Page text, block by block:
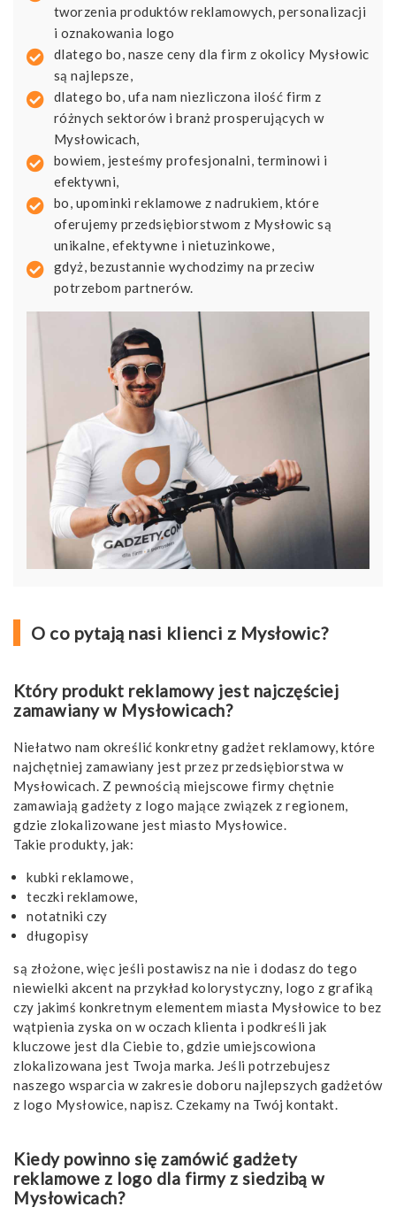
tworzenia produktów reklamowych, personalizacji
i oznakowania logo
dlatego bo, nasze ceny dla firm z okolicy Mysłowic
są najlepsze,
dlatego bo, ufa nam niezliczona ilość firm z
różnych sektorów i branż prosperujących w
Mysłowicach,
bowiem, jesteśmy profesjonalni, terminowi i
efektywni,
bo, upominki reklamowe z nadrukiem, które
oferujemy przedsiębiorstwom z Mysłowic są
unikalne, efektywne i nietuzinkowe,
gdyż, bezustannie wychodzimy na przeciw
potrzebom partnerów.
O co pytają nasi klienci z Mysłowic?
Który produkt reklamowy jest najczęściej
zamawiany w Mysłowicach?
Niełatwo nam określić konkretny gadżet reklamowy, które
najchętniej zamawiany jest przez przedsiębiorstwa w
Mysłowicach. Z pewnością miejscowe firmy chętnie
zamawiają gadżety z logo mające związek z regionem,
gdzie zlokalizowane jest miasto Mysłowice.
Takie produkty, jak:
kubki reklamowe,
teczki reklamowe,
notatniki czy
długopisy
są złożone, więc jeśli postawisz na nie i dodasz do tego
niewielki akcent na przykład kolorystyczny, logo z grafiką
czy jakimś konkretnym elementem miasta Mysłowice to bez
wątpienia zyska on w oczach klienta i podkreśli jak
kluczowe jest dla Ciebie to, gdzie umiejscowiona
zlokalizowana jest Twoja marka. Jeśli potrzebujesz
naszego wsparcia w zakresie doboru najlepszych gadżetów
z logo Mysłowice, napisz. Czekamy na Twój kontakt.
Kiedy powinno się zamówić gadżety
reklamowe z logo dla firmy z siedzibą w
Mysłowicach?